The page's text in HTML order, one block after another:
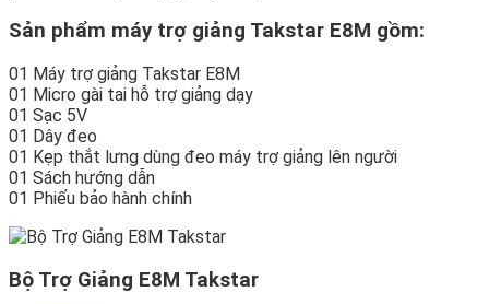
Sản phẩm máy trợ giảng Takstar E8M gồm:
01 Máy trợ giảng Takstar E8M
01 Micro gài tai hỗ trợ giảng dạy
01 Sạc 5V
01 Dây đeo
01 Kẹp thắt lưng dùng đeo máy trợ giảng lên người
01 Sách hướng dẫn
01 Phiếu bảo hành chính
Bộ Trợ Giảng E8M Takstar